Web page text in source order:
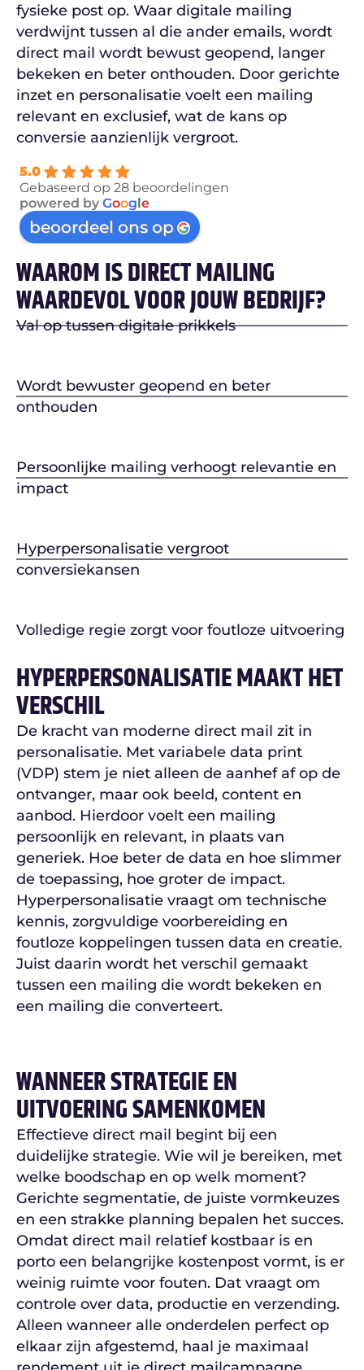
fysieke post op. Waar digitale mailing
verdwijnt tussen al die ander emails, wordt
direct mail wordt bewust geopend, langer
bekeken en beter onthouden. Door gerichte
inzet en personalisatie voelt een mailing
relevant en exclusief, wat de kans op
conversie aanzienlijk vergroot.
5.0
Gebaseerd op 28 beoordelingen
powered by Google
beoordeel ons op
Val op tussen digitale prikkels
Wordt bewuster geopend en beter
onthouden
Persoonlijke mailing verhoogt relevantie en
impact
Hyperpersonalisatie vergroot
conversiekansen
Volledige regie zorgt voor foutloze uitvoering
WAAROM IS DIRECT MAILING
WAARDEVOL VOOR JOUW BEDRIJF?
HYPERPERSONALISATIE MAAKT HET
VERSCHIL
De kracht van moderne direct mail zit in
personalisatie. Met variabele data print
(VDP) stem je niet alleen de aanhef af op de
ontvanger, maar ook beeld, content en
aanbod. Hierdoor voelt een mailing
persoonlijk en relevant, in plaats van
generiek. Hoe beter de data en hoe slimmer
de toepassing, hoe groter de impact.
Hyperpersonalisatie vraagt om technische
kennis, zorgvuldige voorbereiding en
foutloze koppelingen tussen data en creatie.
Juist daarin wordt het verschil gemaakt
tussen een mailing die wordt bekeken en
een mailing die converteert.
WANNEER STRATEGIE EN
UITVOERING SAMENKOMEN
Effectieve direct mail begint bij een
duidelijke strategie. Wie wil je bereiken, met
welke boodschap en op welk moment?
Gerichte segmentatie, de juiste vormkeuzes
en een strakke planning bepalen het succes.
Omdat direct mail relatief kostbaar is en
porto een belangrijke kostenpost vormt, is er
weinig ruimte voor fouten. Dat vraagt om
controle over data, productie en verzending.
Alleen wanneer alle onderdelen perfect op
elkaar zijn afgestemd, haal je maximaal